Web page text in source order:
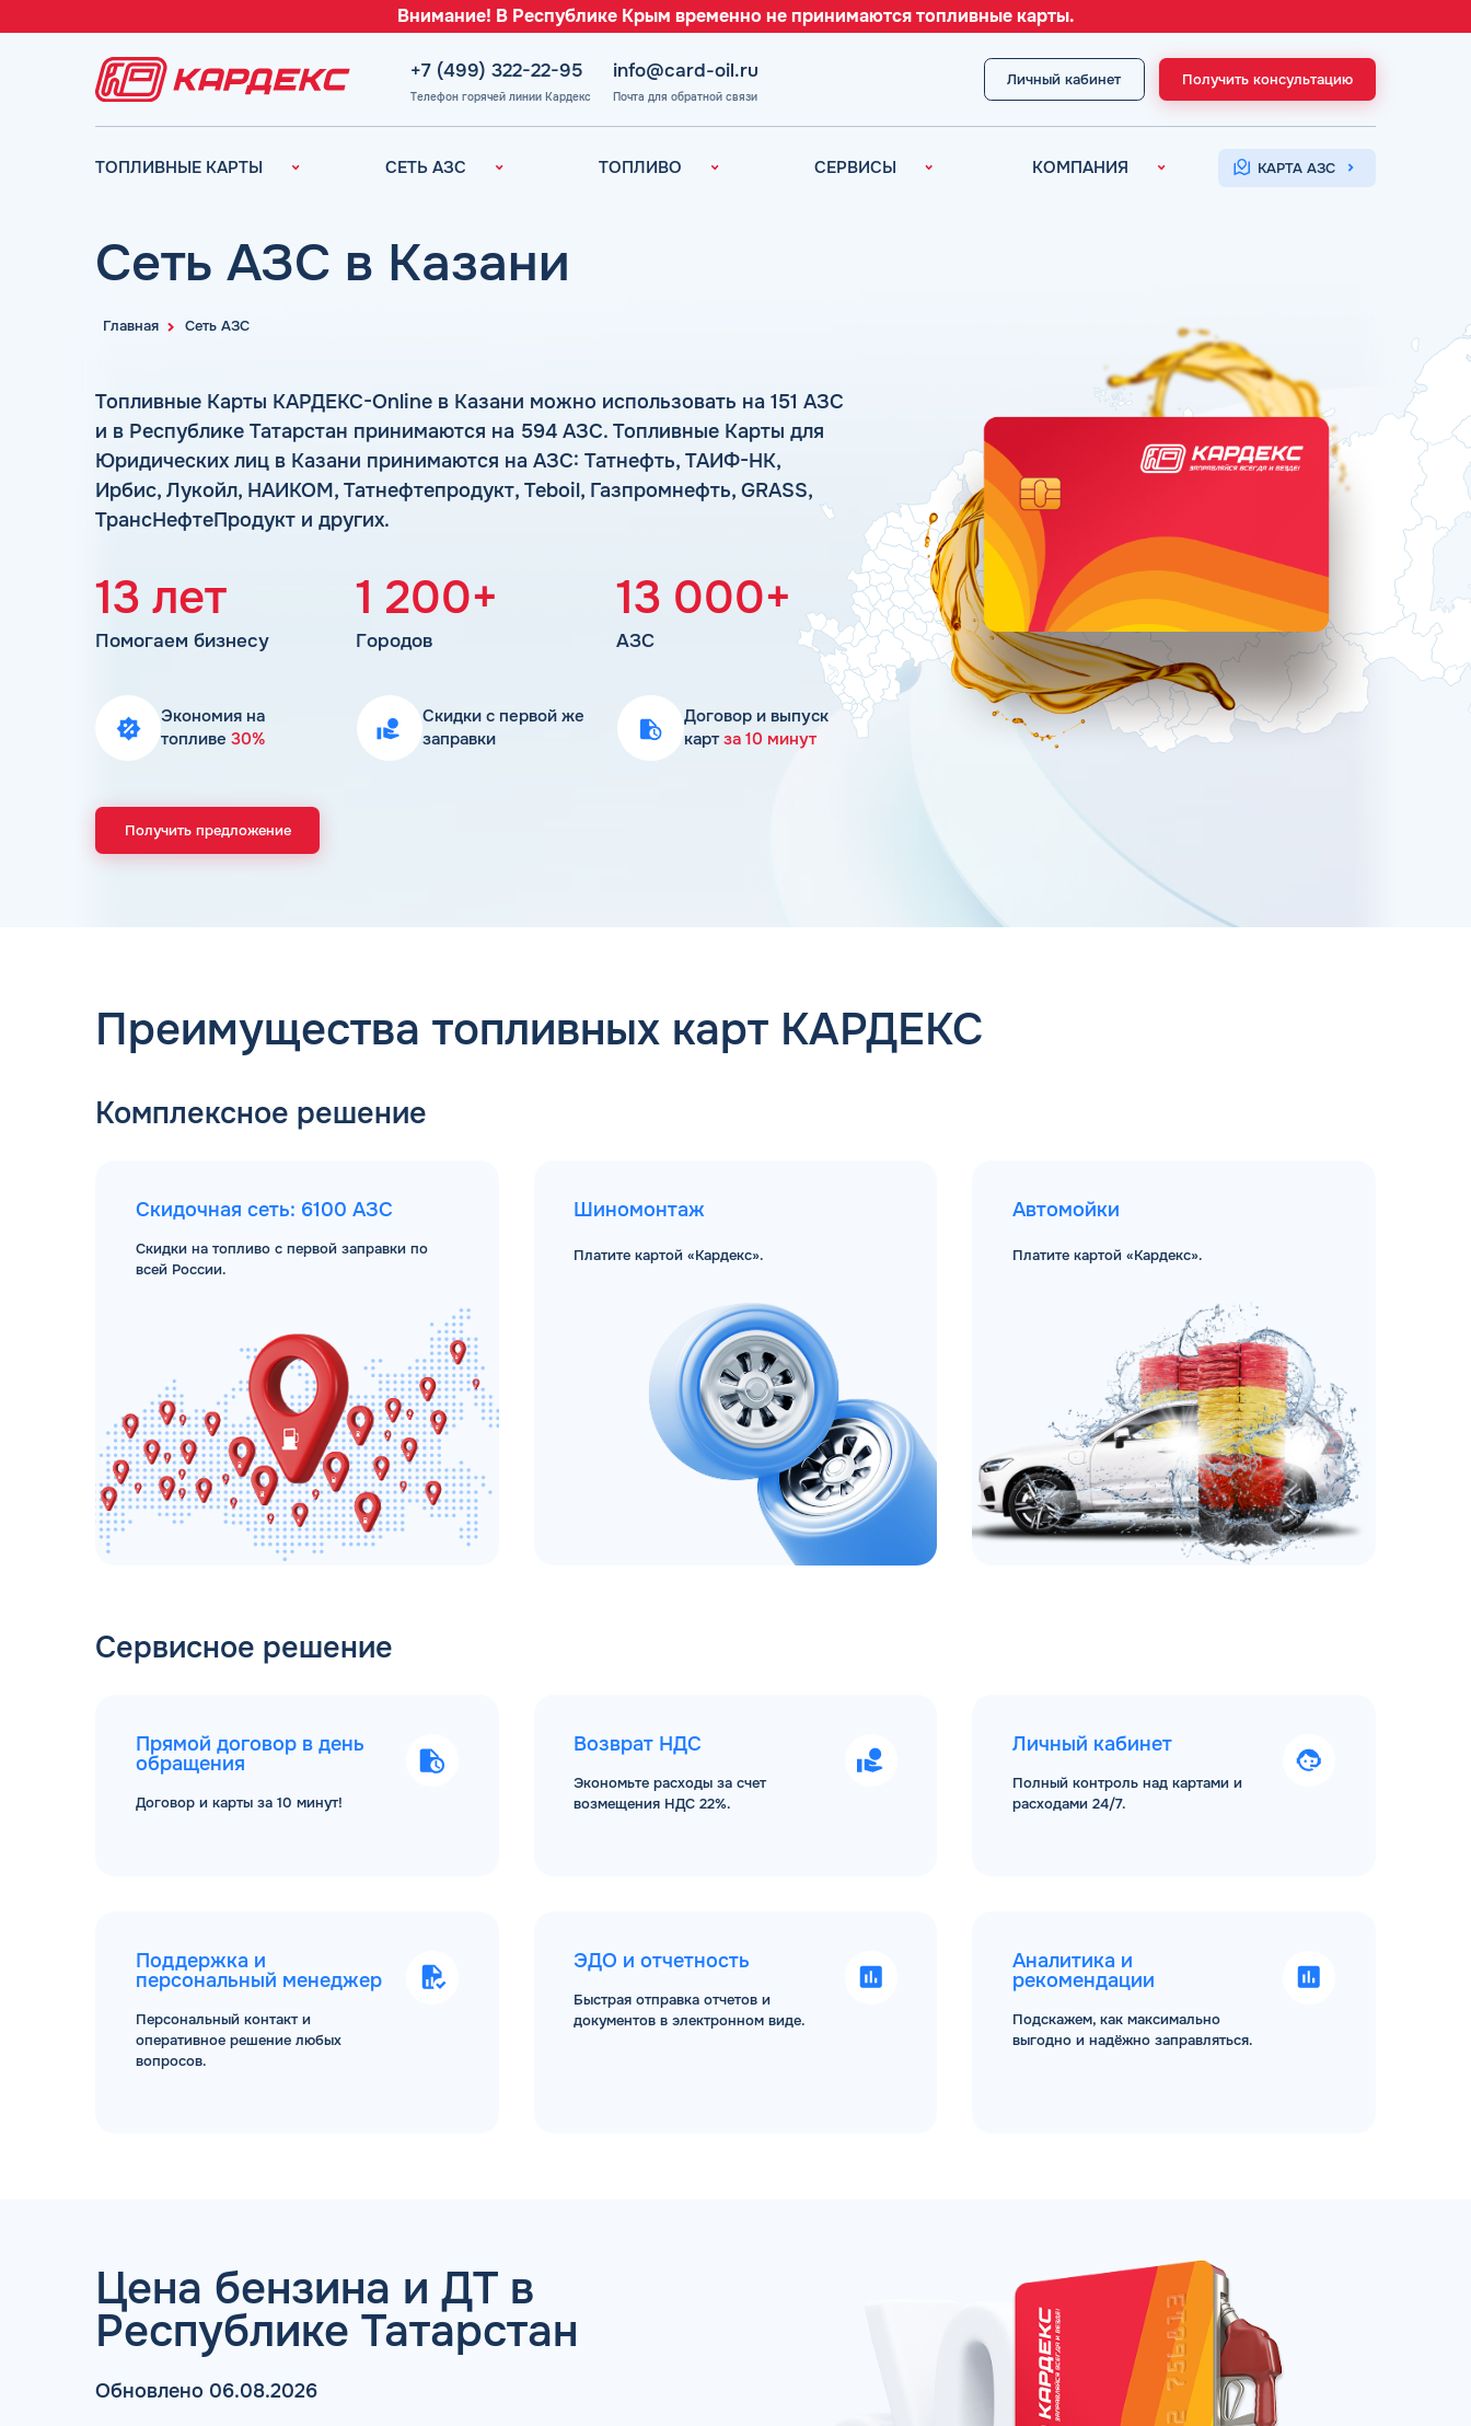
Внимание! В Республике Крым временно не принимаются топливные карты.
+7 (499) 322-22-95
Телефон горячей линии Кардекс
info@card-oil.ru
Почта для обратной связи
Личный кабинет Получить консультацию
ТОПЛИВНЫЕ КАРТЫ
Преимущества
Индивидуальный
Шиномонтаж
Вопросы и Ответы
СЕТЬ АЗС
АЗС Газпромнефть
АЗС
Сургутнефтегаз
АЗС
Нефтьмагистраль
ТОПЛИВО
Калькулятор
расхода топлива
Статьи
СЕРВИСЫ
окончании баланса
КОМПАНИЯ КАРТА АЗС
Главная Сеть АЗС
Сеть АЗС в Казани
Топливные Карты КАРДЕКС-Online в Казани можно использовать на 151 АЗС
и в Республике Татарстан принимаются на 594 АЗС. Топливные Карты для
Юридических лиц в Казани принимаются на АЗС: Татнефть, ТАИФ-НК,
Ирбис, Лукойл, НАИКОМ, Татнефтепродукт, Teboil, Газпромнефть, GRASS,
ТрансНефтеПродукт и других.
13 лет
Помогаем бизнесу
1 200+
Городов
13 000+
АЗС
Экономия на
топливе30%
Скидки с первой же
заправки
Договор и выпуск
карт за 10 минут
Получить предложение
Преимущества топливных карт КАРДЕКС
Комплексное решение
Скидочная сеть: 6100 АЗС
Скидки на топливо с первой заправки по
всей России.
Шиномонтаж
Платите картой «Кардекс».
Автомойки
Платите картой «Кардекс».
Сервисное решение
Прямой договор в день
обращения
Договор и карты за 10 минут!
Возврат НДС
Экономьте расходы за счет
возмещения НДС 22%.
Личный кабинет
Полный контроль над картами и
расходами 24/7.
Поддержка и
персональный менеджер
Персональный контакт и
оперативное решение любых
вопросов.
ЭДО и отчетность
Быстрая отправка отчетов и
документов в электронном виде.
Аналитика и
рекомендации
Подскажем, как максимально
выгодно и надёжно заправляться.
Цена бензина и ДТ в
Республике Татарстан
Обновлено 06.08.2026
Спасибо! Ваша заявка принята.
Мы свяжемся с Вами в ближайшее рабочее время: пн-пт с 9:00 до 18:00 по МСК